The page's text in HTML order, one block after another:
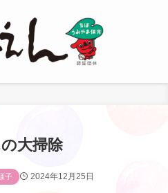
大掃除
子 2024年12月25日